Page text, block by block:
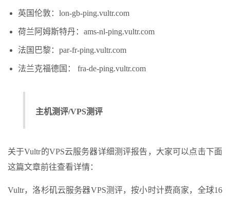
英国伦敦：lon-gb-ping.vultr.com
荷兰阿姆斯特丹：ams-nl-ping.vultr.com
法国巴黎：par-fr-ping.vultr.com
法兰克福德国： fra-de-ping.vultr.com
主机测评/VPS测评
关于Vultr的VPS云服务器详细测评报告，大家可以点击下面
这篇文章前往查看详情：
Vultr，洛杉矶云服务器VPS测评，按小时计费商家，全球16